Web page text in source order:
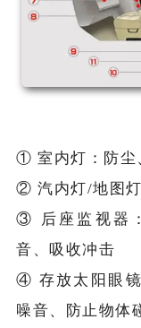
① 室内灯：防尘
② 汽内灯/地图
③ 后座监视器
音、吸收冲击
④ 存放太阳眼
噪音、防止物体